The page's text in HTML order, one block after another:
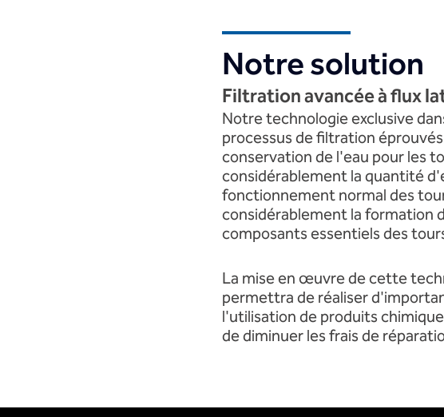
Notre solution
Filtration avancée à flux
Notre technologie exclusive
processus de filtration
conservation de l'eau pour les
considérablement la quantité
fonctionnement normal des
considérablement la formation
composants essentiels des
La mise en œuvre de cette
permettra de réaliser
l'utilisation de produits
de diminuer les frais de